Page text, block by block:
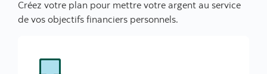
Créez votre plan pour mettre votre argent au service
de vos objectifs financiers personnels.